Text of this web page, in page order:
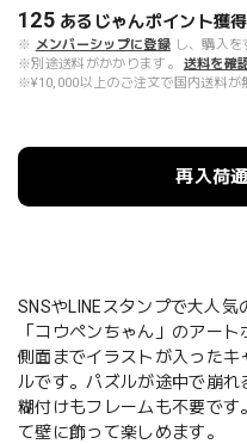
125 あるじゃんポイント獲得
※ メンバーシップに登録 し、購入を
※別途送料がかかります。
送料を確
※¥10,000以上のご注文で国内送料が
再入荷
SNSやLINEスタンプで大人
「コウペンちゃん」のアー
側面までイラストが入った
ルです。パズルが途中で崩れ
糊付けもフレームも不要で
て壁に飾って楽しめます。